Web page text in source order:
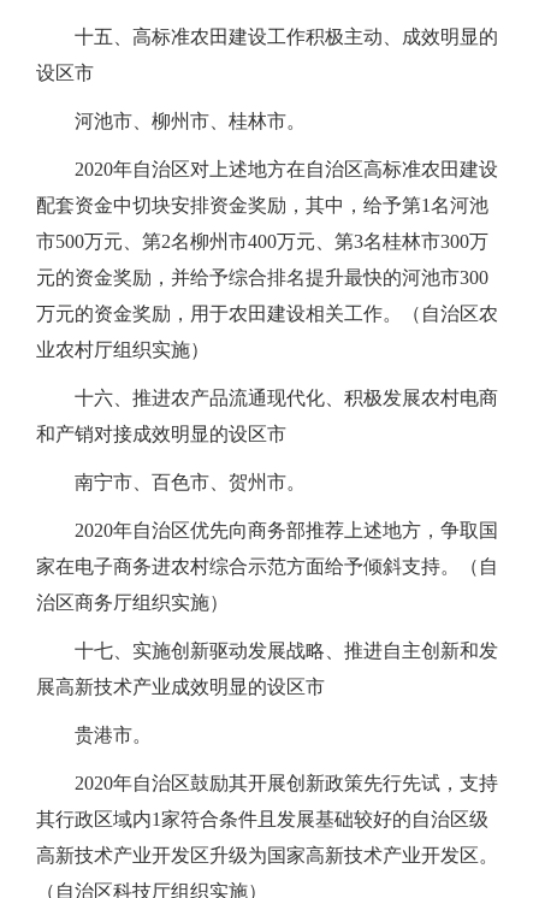
十五、高标准农田建设工作积极主动、成效明显的
设区市
河池市、柳州市、桂林市。
2020年自治区对上述地方在自治区高标准农田建设
配套资金中切块安排资金奖励，其中，给予第1名河池
市500万元、第2名柳州市400万元、第3名桂林市300万
元的资金奖励，并给予综合排名提升最快的河池市300
万元的资金奖励，用于农田建设相关工作。（自治区农
业农村厅组织实施）
十六、推进农产品流通现代化、积极发展农村电商
和产销对接成效明显的设区市
南宁市、百色市、贺州市。
2020年自治区优先向商务部推荐上述地方，争取国
家在电子商务进农村综合示范方面给予倾斜支持。（自
治区商务厅组织实施）
十七、实施创新驱动发展战略、推进自主创新和发
展高新技术产业成效明显的设区市
贵港市。
2020年自治区鼓励其开展创新政策先行先试，支持
其行政区域内1家符合条件且发展基础较好的自治区级
高新技术产业开发区升级为国家高新技术产业开发区。
（自治区科技厅组织实施）